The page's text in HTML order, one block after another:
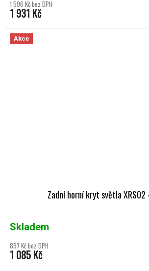
1 596 Kč bez DPH
1 931 Kč
Akce
Zadní horní kryt světla XRS02
Skladem
897 Kč bez DPH
1 085 Kč